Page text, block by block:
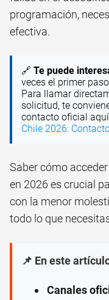
programación,
efectiva.
🔗 Te puede
veces el primer
Para llamar
solicitud, te
contacto oficial
Chile 2026:
Saber cómo
en 2026 es crucial
con la menor
todo lo que
📌 En este
Canales